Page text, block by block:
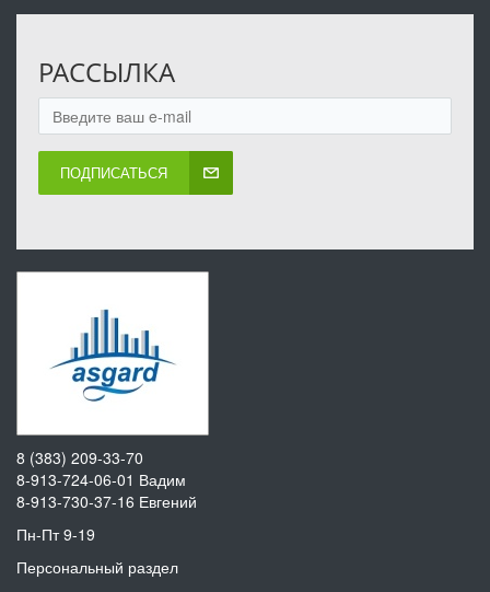
РАССЫЛКА
ПОДПИСАТЬСЯ
8 (383) 209-33-70
8-913-724-06-01 Вадим
8-913-730-37-16 Евгений
Пн-Пт 9-19
Персональный раздел